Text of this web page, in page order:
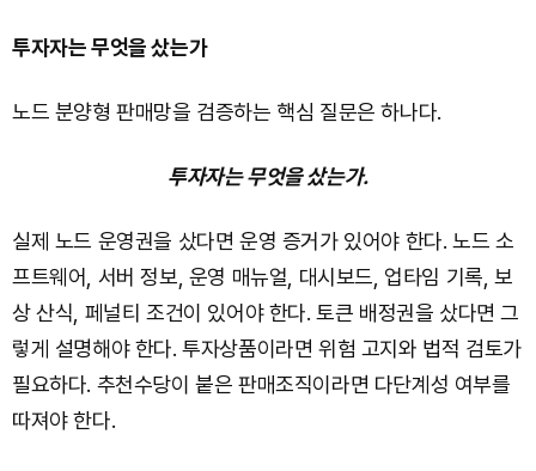
투자자는 무엇을 샀는가
노드 분양형 판매망을 검증하는 핵심 질문은 하나다.
투자자는 무엇을 샀는가.
실제 노드 운영권을 샀다면 운영 증거가 있어야 한다. 노드 소
프트웨어, 서버 정보, 운영 매뉴얼, 대시보드, 업타임 기록, 보
상 산식, 페널티 조건이 있어야 한다. 토큰 배정권을 샀다면 그
렇게 설명해야 한다. 투자상품이라면 위험 고지와 법적 검토가
필요하다. 추천수당이 붙은 판매조직이라면 다단계성 여부를
따져야 한다.